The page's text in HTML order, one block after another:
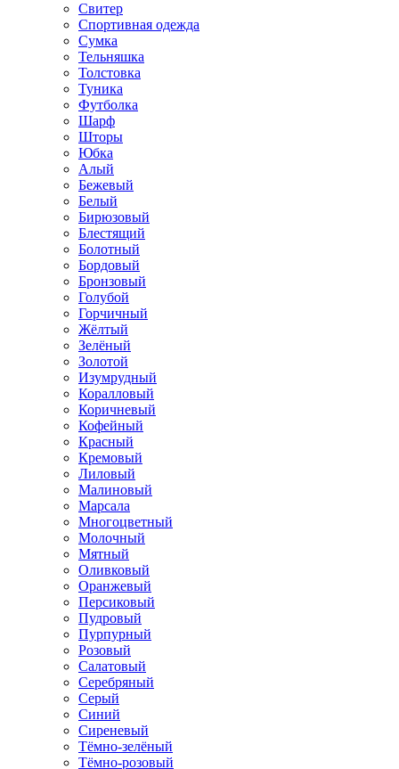
Свитер
Спортивная одежда
Сумка
Тельняшка
Толстовка
Туника
Футболка
Шарф
Шторы
Юбка
Алый
Бежевый
Белый
Бирюзовый
Блестящий
Болотный
Бордовый
Бронзовый
Голубой
Горчичный
Жёлтый
Зелёный
Золотой
Изумрудный
Коралловый
Коричневый
Кофейный
Красный
Кремовый
Лиловый
Малиновый
Марсала
Многоцветный
Молочный
Мятный
Оливковый
Оранжевый
Персиковый
Пудровый
Пурпурный
Розовый
Салатовый
Серебряный
Серый
Синий
Сиреневый
Тёмно-зелёный
Тёмно-розовый